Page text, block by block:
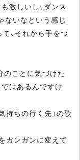
激しいし、ダンス
ないなという感じ
、それから手をつ
のことに気づけた
はあるんですけ
持ちの行く先」の歌
ガンガンに変えて